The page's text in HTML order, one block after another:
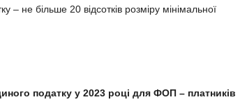
– не більше 20 відсотків розміру мінімальної
податку у 2023 році для ФОП – платників